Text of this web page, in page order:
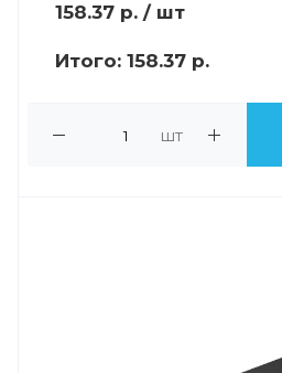
158.37 р. / шт
Итого: 158.37 р.
шт